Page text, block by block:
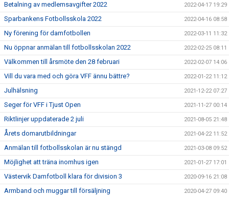
Betalning av medlemsavgifter 2022 2022-04-17 19:29
Sparbankens Fotbollsskola 2022 2022-04-16 08:58
Ny förening för damfotbollen 2022-03-11 11:32
Nu öppnar anmälan till fotbollsskolan 2022 2022-02-25 08:11
Välkommen till årsmöte den 28 februari 2022-02-07 14:06
Vill du vara med och göra VFF ännu bättre? 2022-01-22 11:12
Julhälsning 2021-12-22 07:27
Seger för VFF i Tjust Open 2021-11-27 00:14
Riktlinjer uppdaterade 2 juli 2021-08-05 21:48
Årets domarutbildningar 2021-04-22 11:52
Anmälan till fotbollsskolan är nu stängd 2021-03-08 09:52
Möjlighet att träna inomhus igen 2021-01-27 17:01
Västervik Damfotboll klara för division 3 2020-09-16 21:08
Armband och muggar till försäljning 2020-04-27 09:40